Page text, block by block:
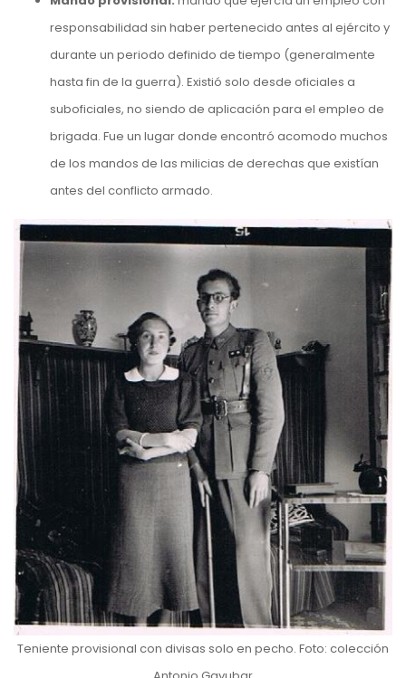
responsabilidad sin haber pertenecido antes al ejército y
durante un periodo definido de tiempo (generalmente
hasta fin de la guerra). Existió solo desde oficiales a
suboficiales, no siendo de aplicación para el empleo de
brigada. Fue un lugar donde encontró acomodo muchos
de los mandos de las milicias de derechas que existían
antes del conflicto armado.
Teniente provisional con divisas solo en pecho. Foto: colección